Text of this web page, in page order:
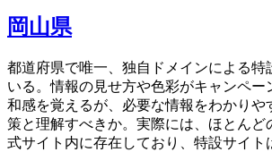
岡山県
都道府県で唯一、独自ドメインによる特
いる。情報の見せ方や色彩がキャンペー
和感を覚えるが、必要な情報をわかりや
策と理解すべきか。実際には、ほとんど
式サイト内に存在しており、特設サイト